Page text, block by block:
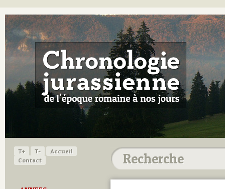
T+ T-
Accueil
Contact